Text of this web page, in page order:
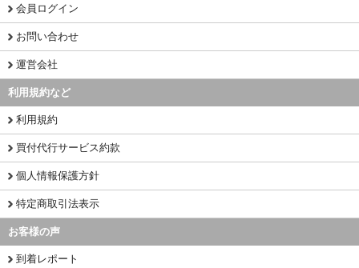
会員ログイン
お問い合わせ
運営会社
利用規約など
利用規約
買付代行サービス約款
個人情報保護方針
特定商取引法表示
お客様の声
到着レポート